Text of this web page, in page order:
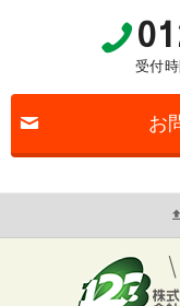
受付
お